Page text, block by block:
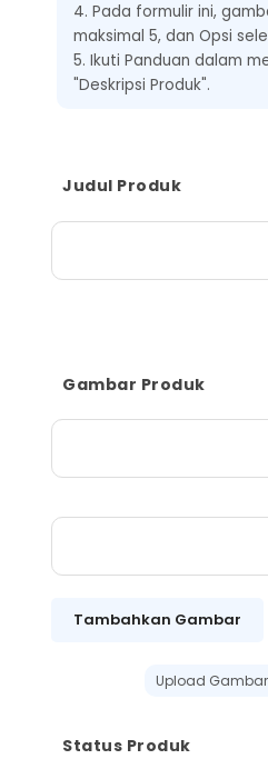
4. Pada formulir ini,
maksimal 5, dan Opsi
5. Ikuti Panduan dalam
"Deskripsi Produk".
Judul Produk
Gambar Produk
Tambahkan Gambar
Upload
Status Produk